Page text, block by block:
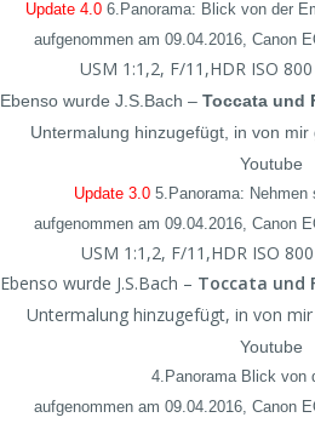
Update 4.06.Panorama: Blick von der
aufgenommen am 09.04.2016, Canon
USM 1:1,2, F/11,HDR ISO
Ebenso wurde J.S.Bach – Toccata und
Untermalung hinzugefügt, in von mir
Youtube
Update 3.05.Panorama: Nehmen
aufgenommen am 09.04.2016, Canon
USM 1:1,2, F/11,HDR ISO
Ebenso wurde J.S.Bach – Toccata und
Untermalung hinzugefügt, in von
Youtube
4.Panorama Blick von
aufgenommen am 09.04.2016, Canon